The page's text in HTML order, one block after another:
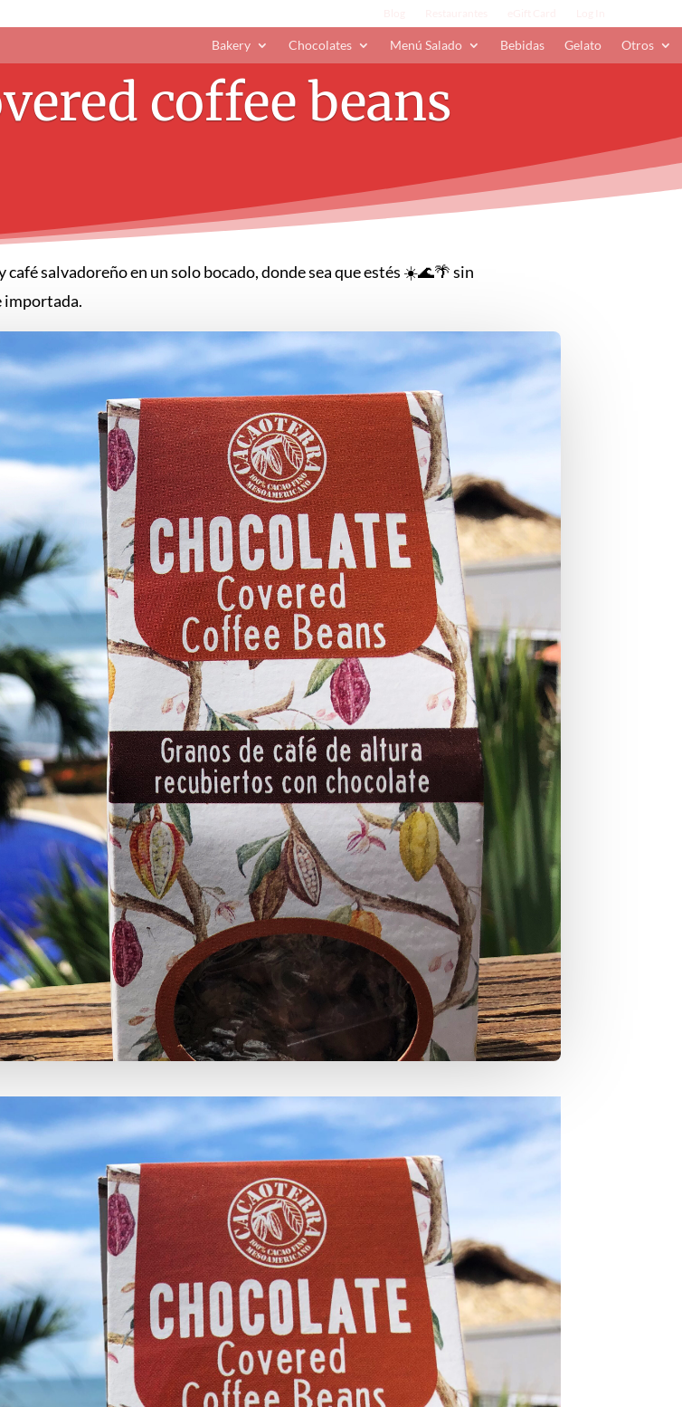
Bakery Chocolates Menú Salado Bebidas Gelato Otros
coffee beans
salvadoreño en un solo bocado, donde sea que estés ☀️🌊🌴 sin
importada.